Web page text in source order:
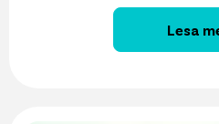
Lesa